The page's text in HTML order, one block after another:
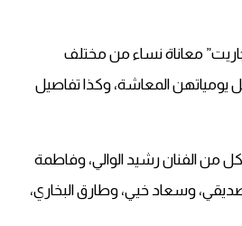
معاناة نساء من مختلف
يومياتهن المعاشة، وكذا تفاصيل
من الفنان رشيد الوالي، وفاطمة
وسعاد خيي، وطارق البخاري،